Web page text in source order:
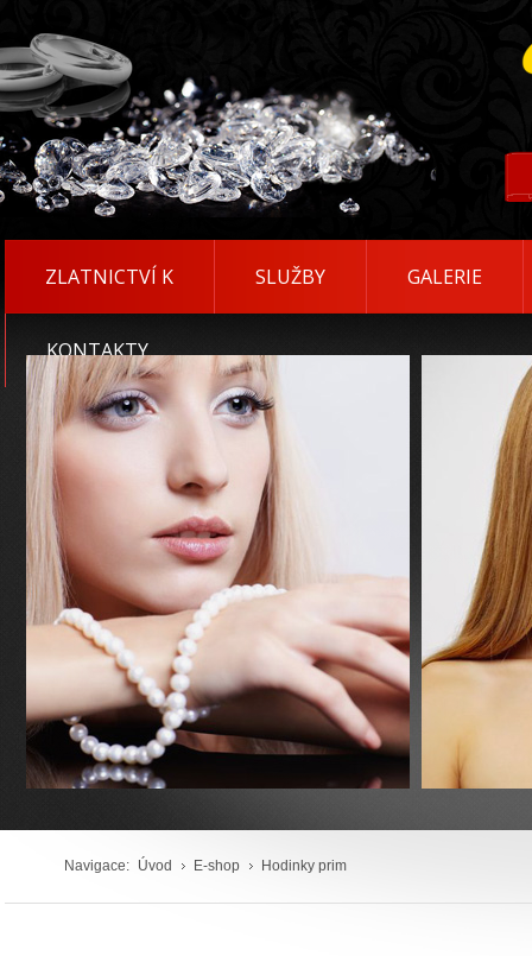
ZLATNICTVÍ K SLUŽBY GALERIE
KONTAKTY
Navigace: Úvod E-shop Hodinky prim